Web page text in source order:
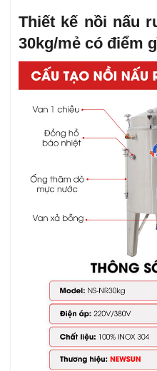
Thiết kế nồi nấu
30kg/mẻ có điểm